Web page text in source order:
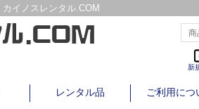
イノスレンタル.COM
新
レンタル品 ご利用につ